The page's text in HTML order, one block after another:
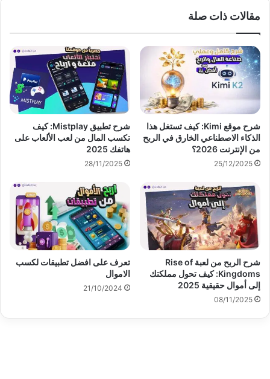
مقالات ذات صلة
شرح موقع Kimi: كيف تستغل هذا
الذكاء الاصطناعي الخارق في الربح
من الإنترنت 2026؟
25/12/2025
شرح تطبيق Mistplay: كيف
تكسب المال من لعب الألعاب على
هاتفك 2025
28/11/2025
شرح الربح من لعبة Rise of
Kingdoms: كيف تحول مملكتك
إلى أموال حقيقية 2025
08/11/2025
تعرف على افضل تطبيقات لكسب
الاموال
21/10/2024